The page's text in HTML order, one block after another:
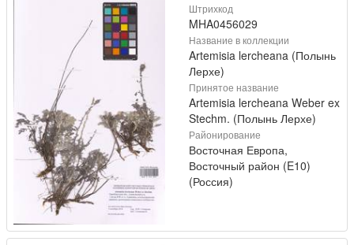
Штрихкод
MHA0456029
Название в коллекции
Artemisia lercheana (Полынь
Лерхе)
Принятое название
Artemisia lercheana Weber ex
Stechm. (Полынь Лерхе)
Районирование
Восточная Европа,
Восточный район (E10)
(Россия)